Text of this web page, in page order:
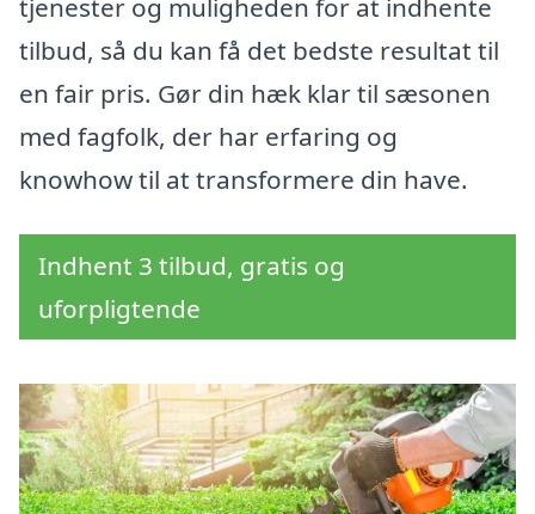
tjenester og muligheden for at indhente
tilbud, så du kan få det bedste resultat til
en fair pris. Gør din hæk klar til sæsonen
med fagfolk, der har erfaring og
knowhow til at transformere din have.
Indhent 3 tilbud, gratis og
uforpligtende